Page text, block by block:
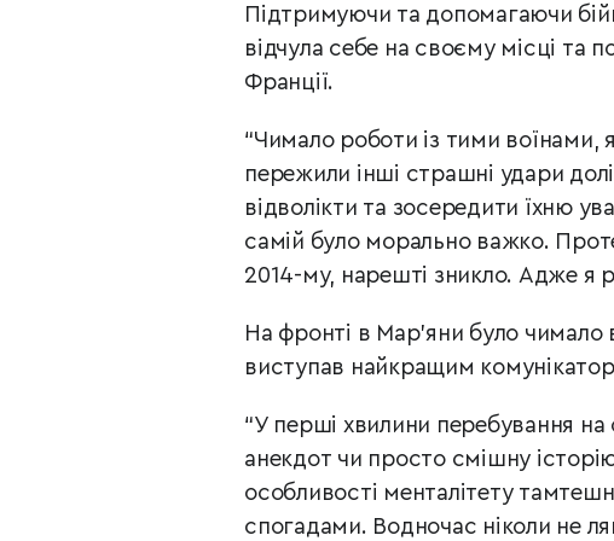
Підтримуючи та допомагаючи
відчула себе на своєму місці та
Франції.
“Чимало роботи із тими воїнами,
пережили інші страшні удари
відволікти та зосередити їхню
самій було морально важко.
2014-му, нарешті зникло. Адже я
На фронті в Мар’яни було
виступав найкращим
“У перші хвилини перебування
анекдот чи просто смішну
особливості менталітету
спогадами. Водночас ніколи не